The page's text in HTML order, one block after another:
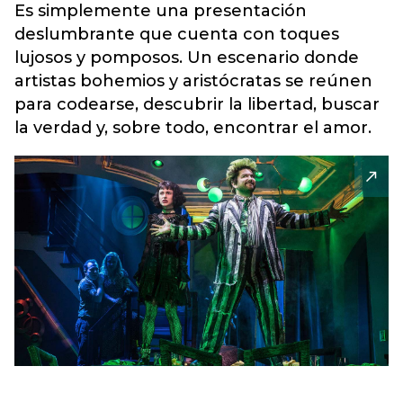
Es simplemente una presentación
deslumbrante que cuenta con toques
lujosos y pomposos. Un escenario donde
artistas bohemios y aristócratas se reúnen
para codearse, descubrir la libertad, buscar
la verdad y, sobre todo, encontrar el amor.